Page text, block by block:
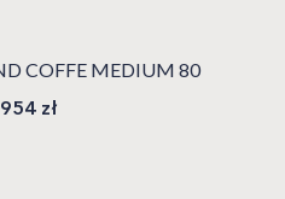
COFFE MEDIUM 80
zł